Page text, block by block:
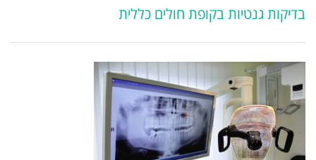
בדיקות גנטיות בקופת חולים כללית